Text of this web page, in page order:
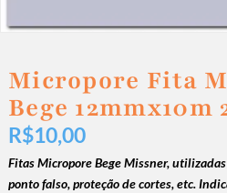
Micropore Fita
Bege
R$10,00
Fitas Micropore Bege Missner,
ponto falso, proteção de cortes, etc.